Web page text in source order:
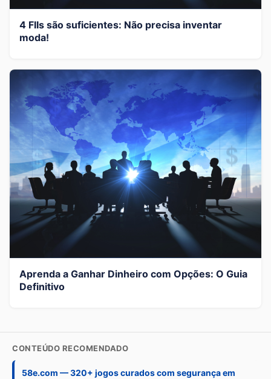
4 FIIs são suficientes: Não precisa inventar
moda!
Aprenda a Ganhar Dinheiro com Opções: O Guia
Definitivo
CONTEÚDO RECOMENDADO
58e.com — 320+ jogos curados com segurança em